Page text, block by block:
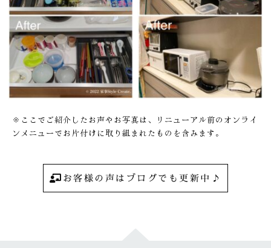
※ここでご紹介したお声やお写真は、リニューアル前のオンライ
ンメニューでお片付けに取り組まれたものを含みます。
お客様の声はブログでも更新中♪